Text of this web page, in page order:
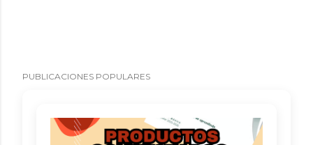
PUBLICACIONES POPULARES